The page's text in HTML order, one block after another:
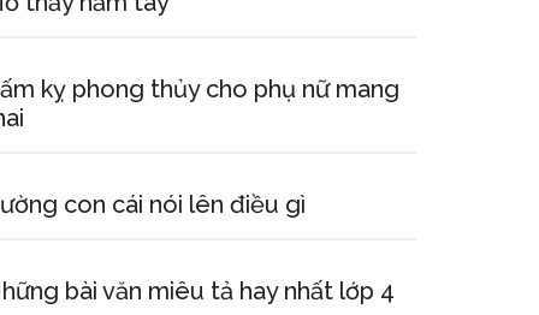
kỵ phong thủy cho phụ nữ mang
con cái nói lên điều gì
bài văn miêu tả hay nhất lớp 4